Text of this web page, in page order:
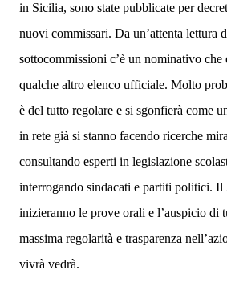
in Sicilia, sono state pubblicate per
nuovi commissari. Da un’attenta lettura
sottocommissioni c’è un nominativo che
qualche altro elenco ufficiale. Molto
è del tutto regolare e si sgonfierà come
in rete già si stanno facendo ricerche
consultando esperti in legislazione
interrogando sindacati e partiti politici.
inizieranno le prove orali e l’auspicio di
massima regolarità e trasparenza
vivrà vedrà.